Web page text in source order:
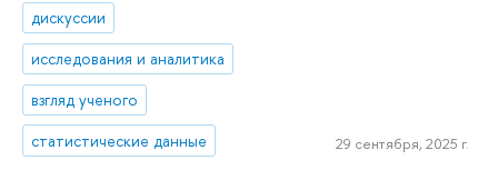
дискуссии
исследования и аналитика
взгляд ученого
статистические данные
29 сентября, 2025 г.